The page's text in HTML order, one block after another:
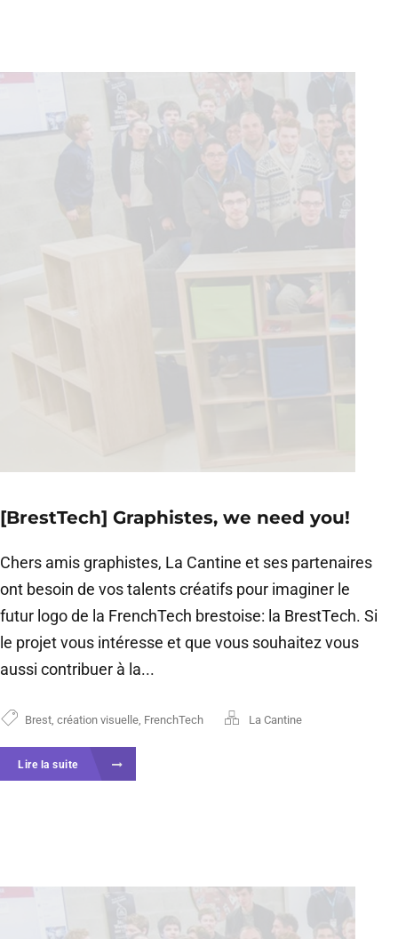
[BrestTech] Graphistes, we need you!
Chers amis graphistes, La Cantine et ses partenaires
ont besoin de vos talents créatifs pour imaginer le
futur logo de la FrenchTech brestoise: la BrestTech. Si
le projet vous intéresse et que vous souhaitez vous
aussi contribuer à la...
Brest création visuelle FrenchTech La Cantine
Lire la suite